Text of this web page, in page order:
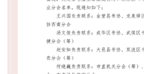
欣
赏
砚
边
夜